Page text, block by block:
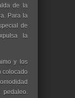
de la
Para la
de
la
y los
colocado